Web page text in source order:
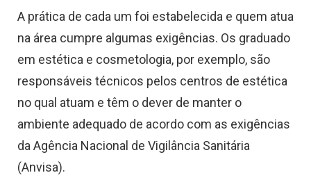
A prática de cada um foi estabelecida e quem atua
na área cumpre algumas exigências. Os graduado
em estética e cosmetologia, por exemplo, são
responsáveis técnicos pelos centros de estética
no qual atuam e têm o dever de manter o
ambiente adequado de acordo com as exigências
da Agência Nacional de Vigilância Sanitária
(Anvisa).